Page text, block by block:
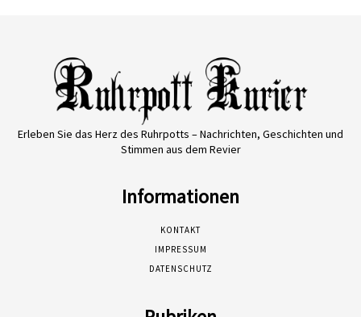
Erleben Sie das Herz des Ruhrpotts – Nachrichten, Geschichten und
Stimmen aus dem Revier
Informationen
KONTAKT
IMPRESSUM
DATENSCHUTZ